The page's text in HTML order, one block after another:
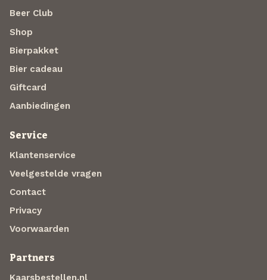
Beer Club
Shop
Bierpakket
Bier cadeau
Giftcard
Aanbiedingen
Service
Klantenservice
Veelgestelde vragen
Contact
Privacy
Voorwaarden
Partners